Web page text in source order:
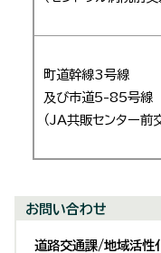
町道幹線3号線
及び市道5-85号線
（JA共販センター前
お問い合わせ
道路交通課/地域活性